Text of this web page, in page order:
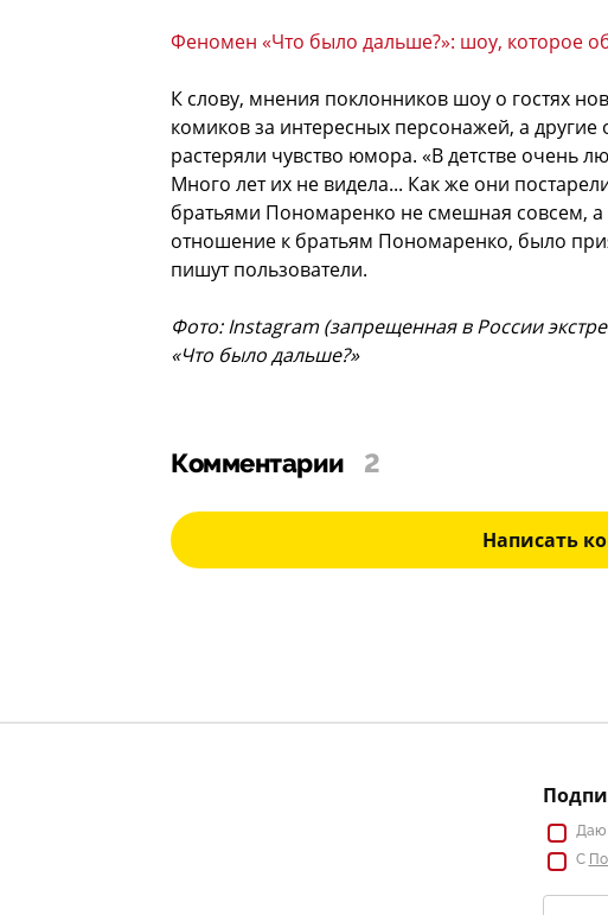
Феномен «Что было дальше?»: шоу, которое
К слову, мнения поклонников шоу о гостях
комиков за интересных персонажей, а
растеряли чувство юмора. «В детстве очень
Много лет их не видела... Как же они
братьями Пономаренко не смешная совсем, а
отношение к братьям Пономаренко, было
пишут пользователи.
Фото: Instagram (запрещенная в России
«Что было дальше?»
Комментарии 2
Написать
Даю
С